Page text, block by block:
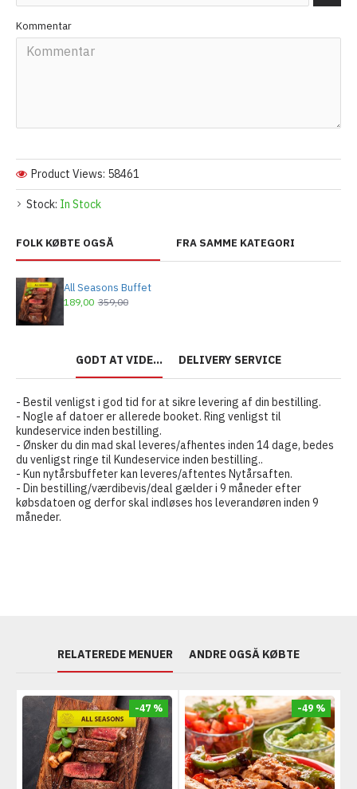
Stock: In Stock
Product Views: 58461
Kommentar
FOLK KØBTE OGSÅ FRA SAMME KATEGORI
All Seasons Buffet
189,00 359,00
GODT AT VIDE... DELIVERY SERVICE
- Bestil venligst i god tid for at sikre levering af din bestilling.
- Nogle af datoer er allerede booket. Ring venligst til
kundeservice inden bestilling.
- Ønsker du din mad skal leveres/afhentes inden 14 dage, bedes
du venligst ringe til Kundeservice inden bestilling..
- Kun nytårsbuffeter kan leveres/aftentes Nytårsaften.
- Din bestilling/værdibevis/deal gælder i 9 måneder efter
købsdatoen og derfor skal indløses hos leverandøren inden 9
måneder.
RELATEREDE MENUER ANDRE OGSÅ KØBTE
-47 % -49 %